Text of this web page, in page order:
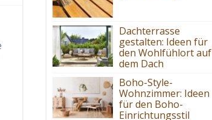
Dachterrasse
gestalten: Ideen für
den Wohlfühlort auf
dem Dach
Boho-Style-
Wohnzimmer: Ideen
für den Boho-
Einrichtungsstil